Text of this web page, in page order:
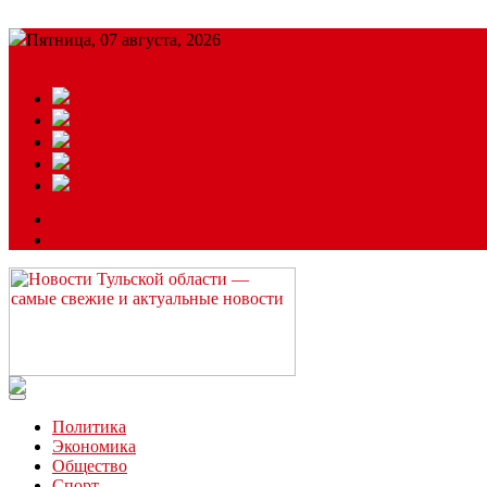
Пятница, 07 августа, 2026
Читайте последние новости дня в Тульской области на сайте
Политика
Экономика
Общество